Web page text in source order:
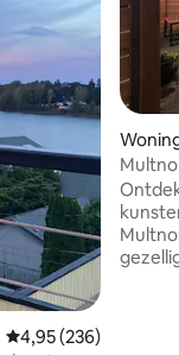
Gemiddelde
4,95 (236)